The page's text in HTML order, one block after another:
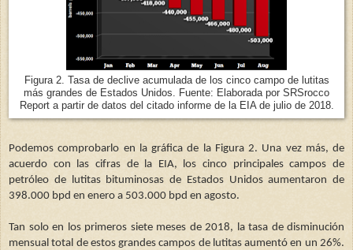
Figura 2. Tasa de declive acumulada de los cinco campo de lutitas
más grandes de Estados Unidos. Fuente: Elaborada por SRSrocco
Report a partir de datos del citado informe de la EIA de julio de 2018.
Podemos comprobarlo en la gráfica de la Figura 2. Una vez más, de
acuerdo con las cifras de la EIA, los cinco principales campos de
petróleo de lutitas bituminosas de Estados Unidos aumentaron de
398.000 bpd en enero a 503.000 bpd en agosto.
Tan solo en los primeros siete meses de 2018, la tasa de disminución
mensual total de estos grandes campos de lutitas aumentó en un 26%.